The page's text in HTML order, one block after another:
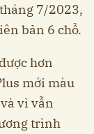
7/2023,
bản 6 chỗ.
hơn
mới màu
vì vẫn
trình